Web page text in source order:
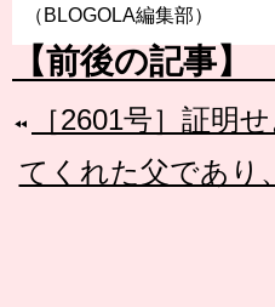
（BLOGOLA編集部）
【前後の記事】
［2601号］証明せ
てくれた父であり